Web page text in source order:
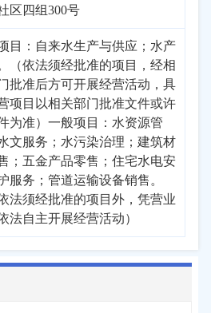
区四组300号
目：自来水生产与供应；水产
（依法须经批准的项目，经相
批准后方可开展经营活动，具
项目以相关部门批准文件或许
为准）一般项目：水资源管
文服务；水污染治理；建筑材
；五金产品零售；住宅水电安
服务；管道运输设备销售。
依法须经批准的项目外，凭营业
法自主开展经营活动）